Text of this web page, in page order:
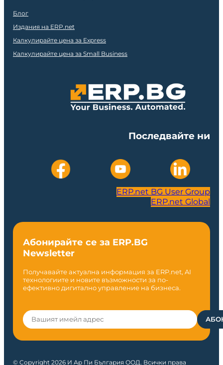
Блог
Издания на ERP.net
Калкулирайте цена за Express
Калкулирайте цена за Small Business
Последвайте ни
ERP.net BG User Group
ERP.net Global
Абонирайте се за ERP.BG
Newsletter
Получавайте актуална информация за ERP.net, AI
технологиите и новите възможности за по-
ефективно дигитално управление на бизнеса.
© Copyright 2026 И Ар Пи България ООД. Всички права